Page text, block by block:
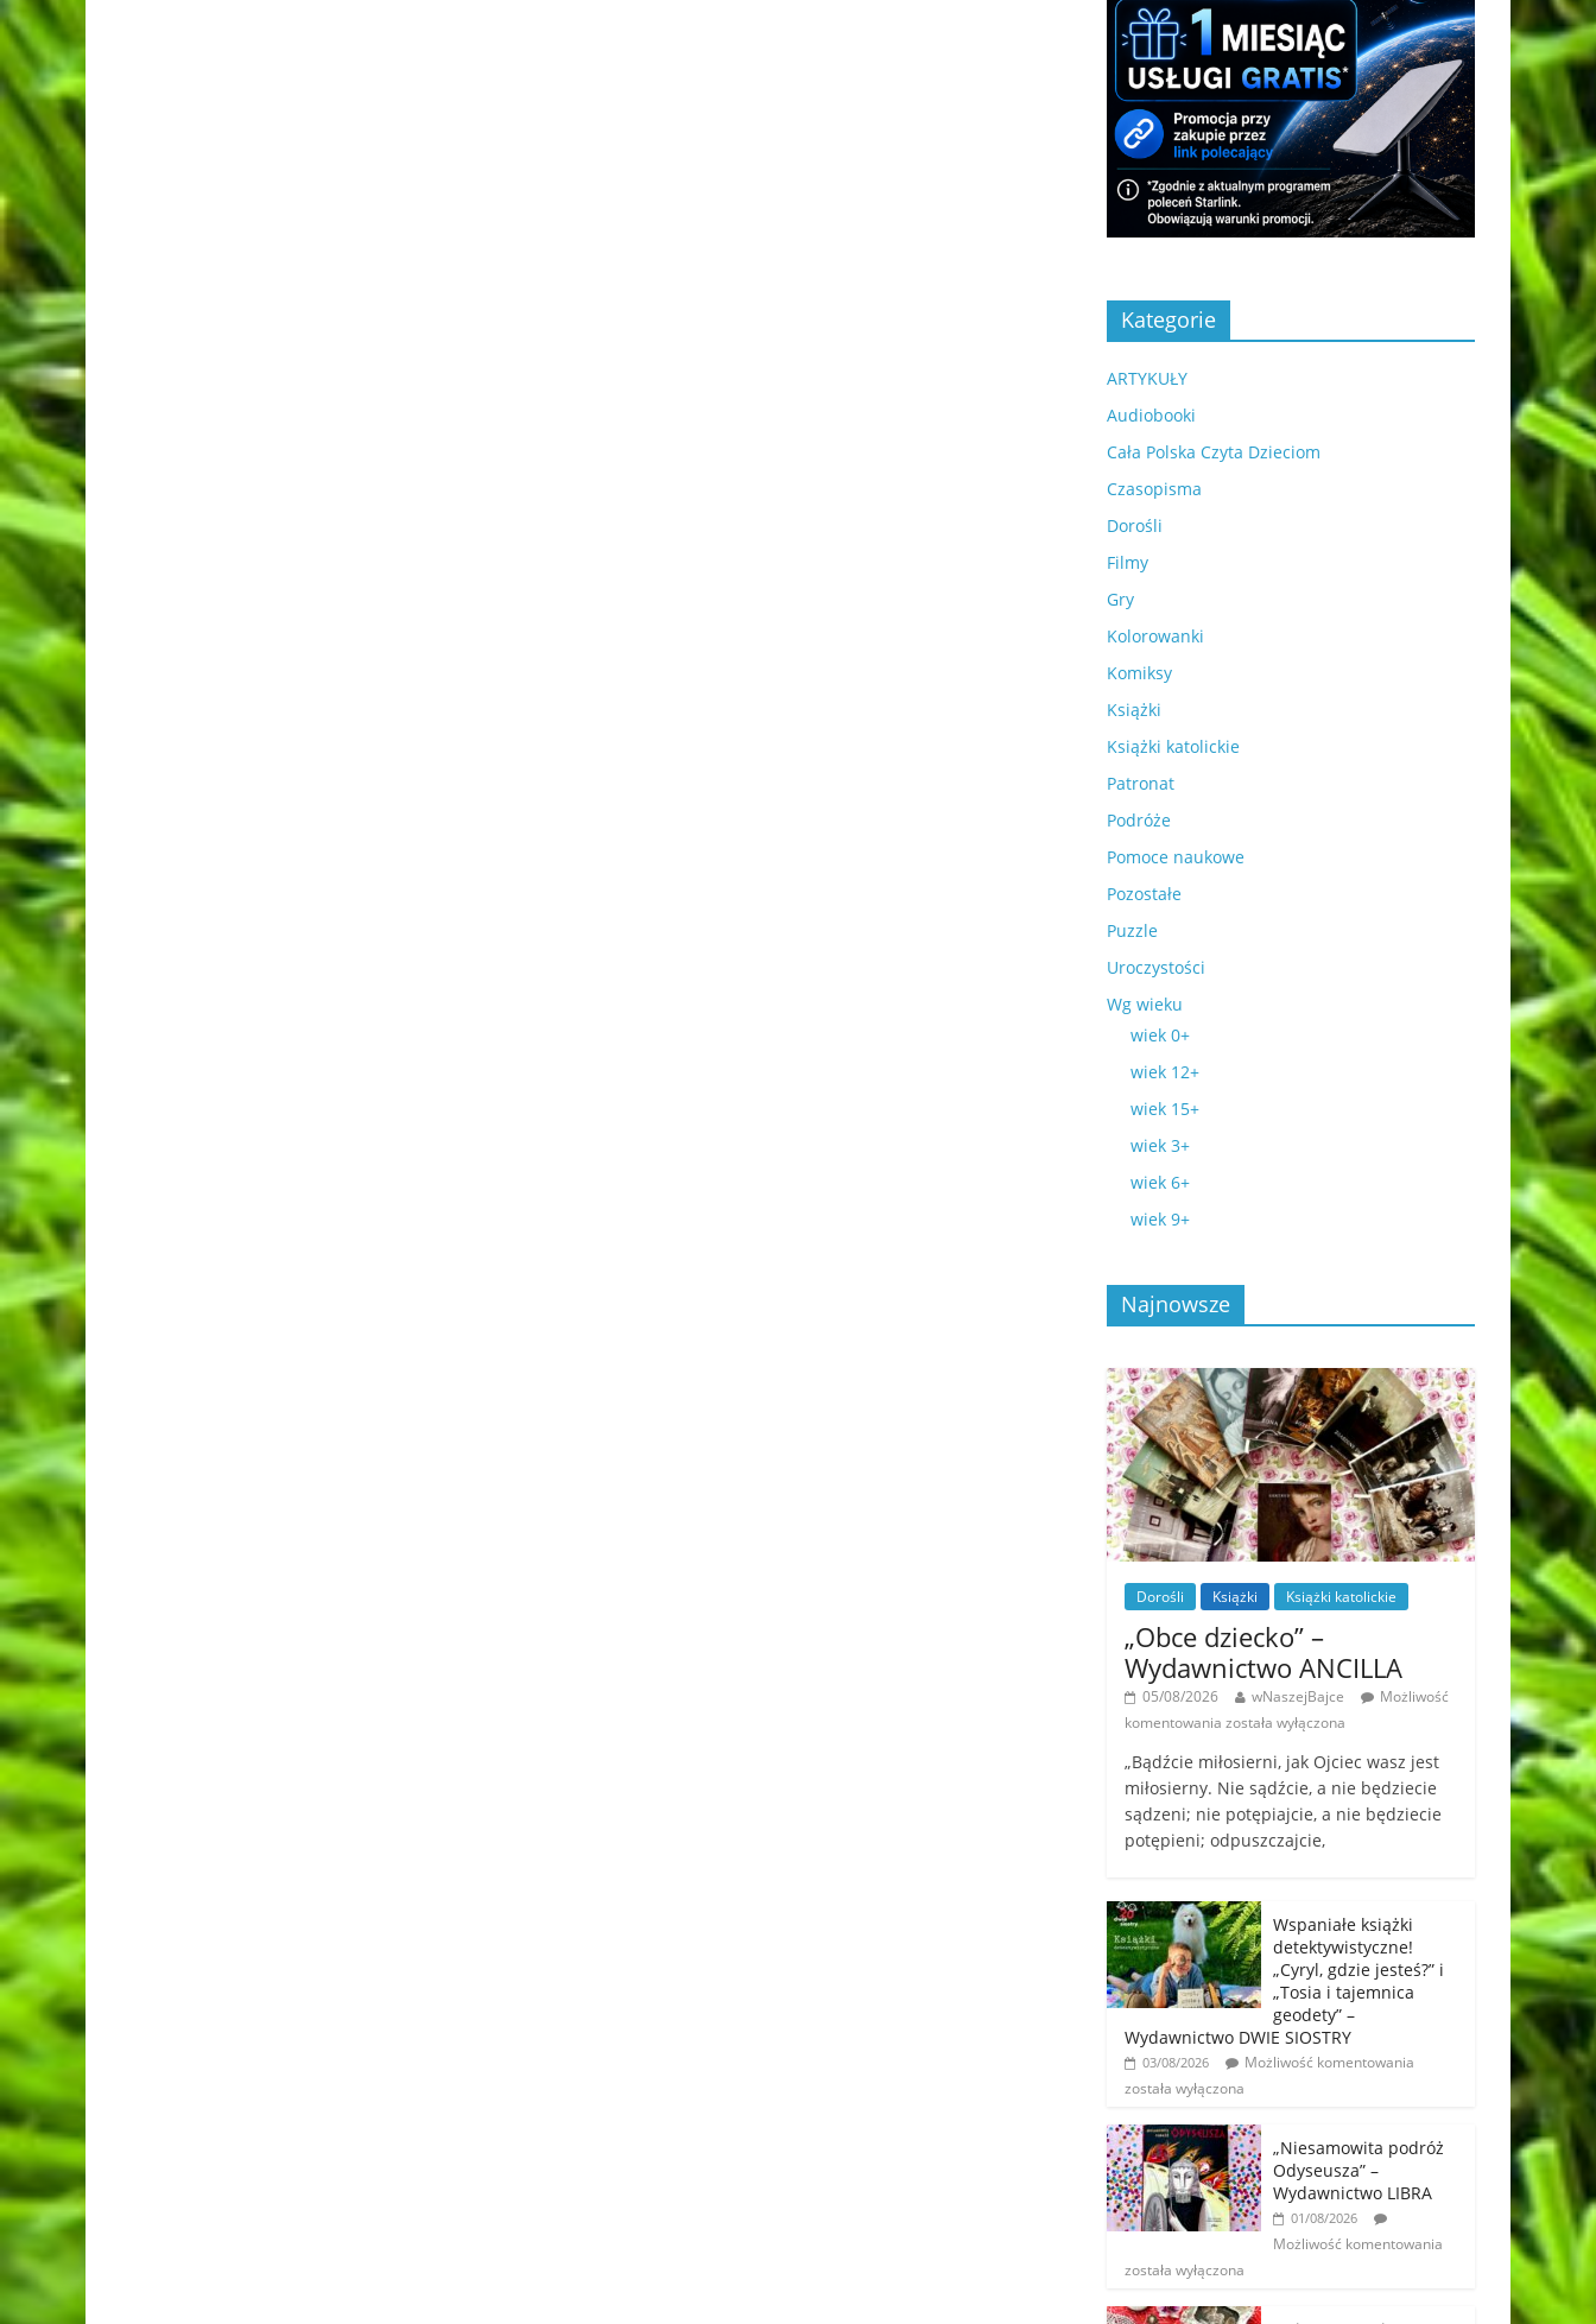
Kategorie
ARTYKUŁY
Audiobooki
Cała Polska Czyta Dzieciom
Czasopisma
Dorośli
Filmy
Gry
Kolorowanki
Komiksy
Książki
Książki katolickie
Patronat
Podróże
Pomoce naukowe
Pozostałe
Puzzle
Uroczystości
Wg wieku
wiek 0+
wiek 12+
wiek 15+
wiek 3+
wiek 6+
wiek 9+
Najnowsze
Dorośli Książki Książki katolickie
„Obce dziecko” –
Wydawnictwo ANCILLA
05/08/2026 wNaszejBajce
Możliwość
komentowania została wyłączona
„Bądźcie miłosierni, jak Ojciec wasz jest
miłosierny. Nie sądźcie, a nie będziecie
sądzeni; nie potępiajcie, a nie będziecie
potępieni; odpuszczajcie,
Wspaniałe książki
detektywistyczne!
„Cyryl, gdzie jesteś?” i
„Tosia i tajemnica
geodety” –
Wydawnictwo DWIE SIOSTRY
03/08/2026
Możliwość komentowania
została wyłączona
„Niesamowita podróż
Odyseusza” –
Wydawnictwo LIBRA
01/08/2026
Możliwość komentowania
została wyłączona